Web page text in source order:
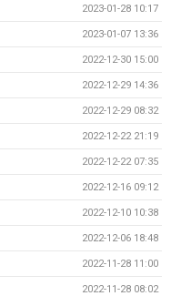
2023-01-28 10:17
2023-01-07 13:36
2022-12-30 15:00
2022-12-29 14:36
2022-12-29 08:32
2022-12-22 21:19
2022-12-22 07:35
2022-12-16 09:12
2022-12-10 10:38
2022-12-06 18:48
2022-11-28 11:00
2022-11-28 08:02